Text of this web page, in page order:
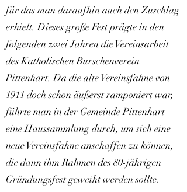
für das man daraufhin auch den Zuschlag
erhielt. Dieses große Fest prägte in den
folgenden zwei Jahren die Vereinsarbeit
des Katholischen Burschenverein
Pittenhart. Da die alte Vereinsfahne von
1911 doch schon äußerst ramponiert war,
führte man in der Gemeinde Pittenhart
eine Haussammlung durch, um sich eine
neue Vereinsfahne anschaffen zu können,
die dann ihm Rahmen des 80-jährigen
Gründungsfest geweiht werden sollte.